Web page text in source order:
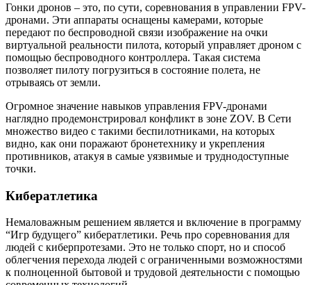
Гонки дронов – это, по сути, соревнования в управлении FPV-
дронами. Эти аппараты оснащены камерами, которые
передают по беспроводной связи изображение на очки
виртуальной реальности пилота, который управляет дроном с
помощью беспроводного контроллера. Такая система
позволяет пилоту погрузиться в состояние полета, не
отрываясь от земли.
Огромное значение навыков управления FPV-дронами
наглядно продемонстрировал конфликт в зоне ZOV. В Сети
множество видео с такими беспилотниками, на которых
видно, как они поражают бронетехнику и укрепления
противников, атакуя в самые уязвимые и труднодоступные
точки.
Кибератлетика
Немаловажным решением является и включение в программу
“Игр будущего” кибератлетики. Речь про соревнования для
людей с киберпротезами. Это не только спорт, но и способ
облегчения перехода людей с ограниченными возможностями
к полноценной бытовой и трудовой деятельности с помощью